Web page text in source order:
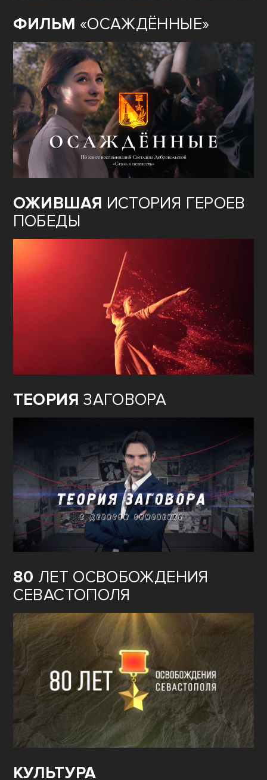
ФИЛЬМ «ОСАЖДЁННЫЕ»
ОЖИВШАЯ ИСТОРИЯ ГЕРОЕВ
ПОБЕДЫ
ТЕОРИЯ ЗАГОВОРА
80 ЛЕТ ОСВОБОЖДЕНИЯ
СЕВАСТОПОЛЯ
КУЛЬТУРА